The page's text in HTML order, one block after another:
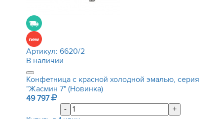
Артикул: 6620/2
В наличии
Конфетница с красной холодной эмалью, серия
"Жасмин 7" (Новинка)
49 797
-
+